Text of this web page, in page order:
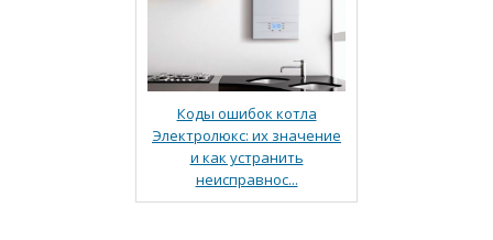
Коды ошибок котла
Электролюкс: их значение
и как устранить
неисправнос...